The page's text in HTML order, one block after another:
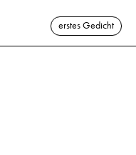
erstes Gedicht